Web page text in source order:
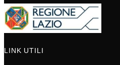
LINK UTILI